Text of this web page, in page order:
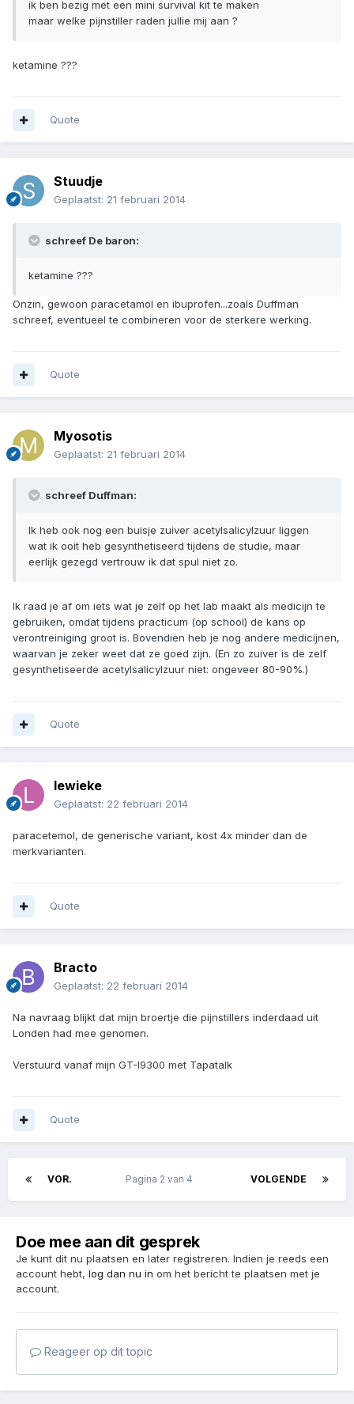
ik ben bezig met een mini survival kit te maken
maar welke pijnstiller raden jullie mij aan ?
ketamine ???
Quote
Stuudje
Geplaatst: 21 februari 2014
schreef De baron:
ketamine ???
Onzin, gewoon paracetamol en ibuprofen...zoals Duffman
schreef, eventueel te combineren voor de sterkere werking.
Quote
Myosotis
Geplaatst: 21 februari 2014
schreef Duffman:
Ik heb ook nog een buisje zuiver acetylsalicylzuur liggen
wat ik ooit heb gesynthetiseerd tijdens de studie, maar
eerlijk gezegd vertrouw ik dat spul niet zo.
Ik raad je af om iets wat je zelf op het lab maakt als medicijn te
gebruiken, omdat tijdens practicum (op school) de kans op
verontreiniging groot is. Bovendien heb je nog andere medicijnen,
waarvan je zeker weet dat ze goed zijn. (En zo zuiver is de zelf
gesynthetiseerde acetylsalicylzuur niet: ongeveer 80-90%.)
Quote
lewieke
Geplaatst: 22 februari 2014
paracetemol, de generische variant, kost 4x minder dan de
merkvarianten.
Quote
Bracto
Geplaatst: 22 februari 2014
Na navraag blijkt dat mijn broertje die pijnstillers inderdaad uit
Londen had mee genomen.
Verstuurd vanaf mijn GT-I9300 met Tapatalk
Quote
VOR. VOLGENDE
Pagina 2 van 4
Doe mee aan dit gesprek
Je kunt dit nu plaatsen en later registreren. Indien je reeds een
account hebt, log dan nu in om het bericht te plaatsen met je
account.
Reageer op dit topic